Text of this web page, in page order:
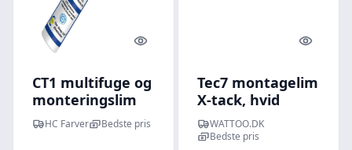
Quick look
CT1 multifuge og
monteringslim
290 ml
HC Farver Bedste pris
Quick
Tec7 montagelim
X-tack, hvid
WATTOO.DK
Bedste pris